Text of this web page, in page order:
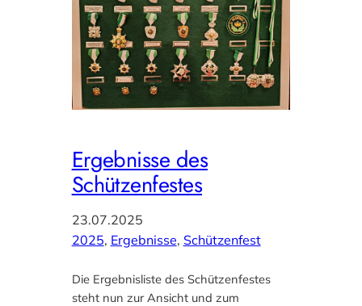
Ergebnisse des
Schützenfestes
23.07.2025
2025, Ergebnisse, Schützenfest
Die Ergebnisliste des Schützenfestes
steht nun zur Ansicht und zum